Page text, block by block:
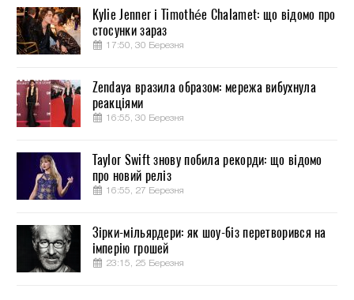
Kylie Jenner і Timothée Chalamet: що відомо про
стосунки зараз
17:50, 30 Березня
Zendaya вразила образом: мережа вибухнула
реакціями
16:55, 30 Березня
Taylor Swift знову побила рекорди: що відомо
про новий реліз
16:55, 27 Березня
Зірки-мільярдери: як шоу-біз перетворився на
імперію грошей
23:15, 25 Березня